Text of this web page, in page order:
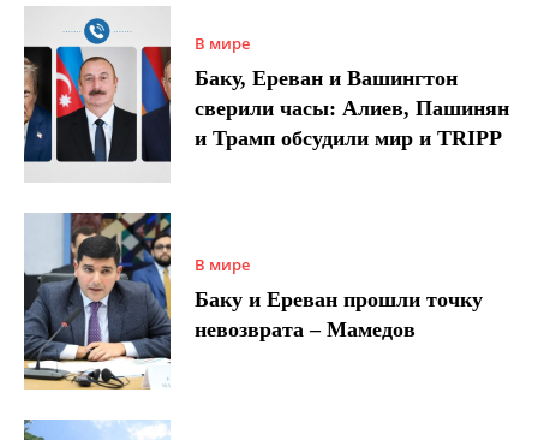
В мире
Баку, Ереван и Вашингтон
сверили часы: Алиев, Пашинян
и Трамп обсудили мир и TRIPP
В мире
Баку и Ереван прошли точку
невозврата – Мамедов